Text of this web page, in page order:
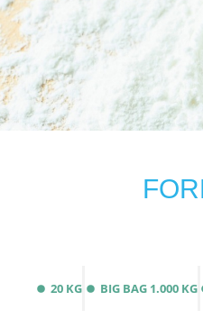
20 KG BIG BAG 1.000 KG